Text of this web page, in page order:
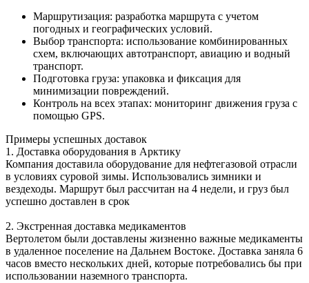
Маршрутизация: разработка маршрута с учетом
погодных и географических условий.
Выбор транспорта: использование комбинированных
схем, включающих автотранспорт, авиацию и водный
транспорт.
Подготовка груза: упаковка и фиксация для
минимизации повреждений.
Контроль на всех этапах: мониторинг движения груза с
помощью GPS.
Примеры успешных доставок
1. Доставка оборудования в Арктику
Компания доставила оборудование для нефтегазовой отрасли
в условиях суровой зимы. Использовались зимники и
вездеходы. Маршрут был рассчитан на 4 недели, и груз был
успешно доставлен в срок
2. Экстренная доставка медикаментов
Вертолетом были доставлены жизненно важные медикаменты
в удаленное поселение на Дальнем Востоке. Доставка заняла 6
часов вместо нескольких дней, которые потребовались бы при
использовании наземного транспорта.